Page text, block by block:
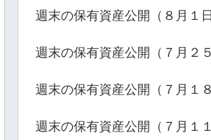
週末の保有資産公開（８月１
週末の保有資産公開（７月２
週末の保有資産公開（７月１
週末の保有資産公開（７月１